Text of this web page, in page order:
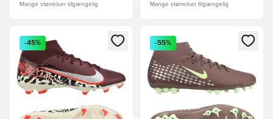
Mange størrelser tilgængelig Mange størrelser tilgængelig
Åbner en Modal til at logge ind eller tilmelde dig som
-45%
Åbner en Modal til at logge
-55%